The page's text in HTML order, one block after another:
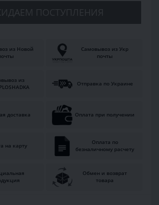
ПОСТУПЛЕНИЯ
из Новой
Самовывоз из Укр
почты
из
Отправка по Украине
доставка Оплата при получении
на карту
Оплата по
безналичному расчету
Обмен и возврат
товара